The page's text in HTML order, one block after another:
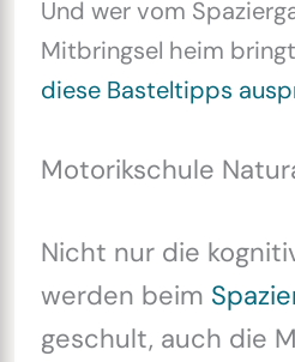
Und wer vom
Mitbringsel heim
diese Basteltipps
Motorikschule
Nicht nur die
werden beim
geschult, auch die